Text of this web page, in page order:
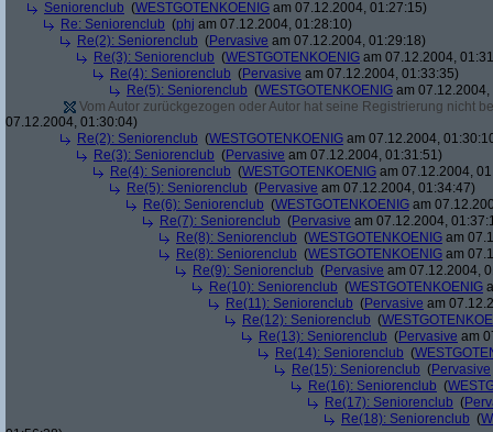
Seniorenclub (WESTGOTENKOENIG am 07.12.2004, 01:27:15)
Re: Seniorenclub (phj am 07.12.2004, 01:28:10)
Re(2): Seniorenclub (Pervasive am 07.12.2004, 01:29:18)
Re(3): Seniorenclub (WESTGOTENKOENIG am 07.12.2004,
Re(4): Seniorenclub (Pervasive am 07.12.2004, 01:33:35)
Re(5): Seniorenclub (WESTGOTENKOENIG am
Vom Autor zurückgezogen oder Autor hat seine Registrierung nicht
07.12.2004, 01:30:04)
Re(2): Seniorenclub (WESTGOTENKOENIG am 07.12.2004,
Re(3): Seniorenclub (Pervasive am 07.12.2004, 01:31:51)
Re(4): Seniorenclub (WESTGOTENKOENIG am 07.12.2004,
Re(5): Seniorenclub (Pervasive am 07.12.2004, 01:34:47)
Re(6): Seniorenclub (WESTGOTENKOENIG am
Re(7): Seniorenclub (Pervasive am 07.12.2004,
Re(8): Seniorenclub (WESTGOTENKOENIG am
Re(8): Seniorenclub (WESTGOTENKOENIG am
Re(9): Seniorenclub (Pervasive am 07.12.2004,
Re(10): Seniorenclub (WESTGOTENKOENIG
Re(11): Seniorenclub (Pervasive am
Re(12): Seniorenclub (
Re(13): Seniorenclub (Pervasive am
Re(14): Seniorenclub (
Re(15): Seniorenclub (Pervasive
Re(16): Seniorenclub (
Re(17): Seniorenclub (
Re(18): Seniorenclub (